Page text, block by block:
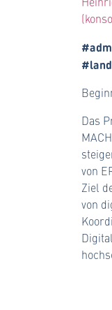
Das
von
Ziel
von